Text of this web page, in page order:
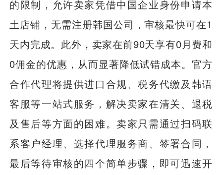
的限制，允许卖家凭借中国企业身份申请本
土店铺，无需注册韩国公司，审核最快可在1
天内完成。此外，卖家在前90天享有0月费和
0佣金的优惠，从而显著降低试错成本。官方
合作代理将提供进口合规、税务代缴及韩语
客服等一站式服务，解决卖家在清关、退税
及售后等方面的困难。卖家只需通过扫码联
系客户经理、选择代理服务商、签署合同，
最后等待审核的四个简单步骤，即可迅速开